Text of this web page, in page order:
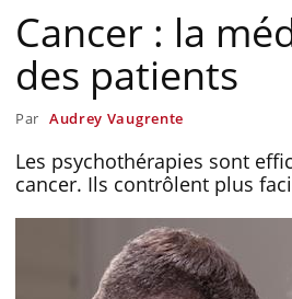
Cancer : la
des patients
Par Audrey Vaugrente
Les psychothérapies sont
cancer. Ils contrôlent plus